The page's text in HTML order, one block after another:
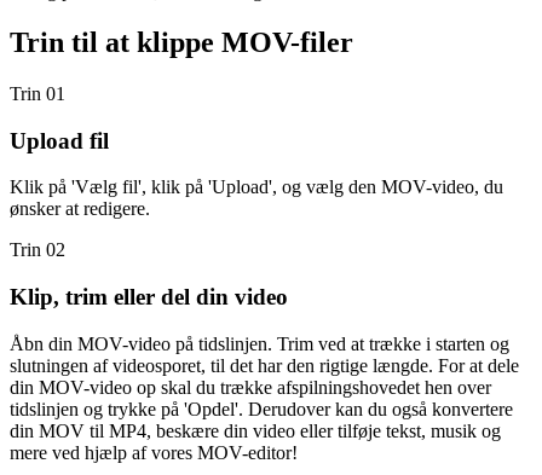
Trin til at klippe MOV-filer
Trin 01
Upload fil
Klik på 'Vælg fil', klik på 'Upload', og vælg den MOV-video, du
ønsker at redigere.
Trin 02
Klip, trim eller del din video
Åbn din MOV-video på tidslinjen. Trim ved at trække i starten og
slutningen af videosporet, til det har den rigtige længde. For at dele
din MOV-video op skal du trække afspilningshovedet hen over
tidslinjen og trykke på 'Opdel'. Derudover kan du også konvertere
din MOV til MP4, beskære din video eller tilføje tekst, musik og
mere ved hjælp af vores MOV-editor!